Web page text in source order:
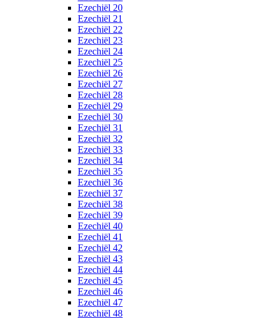
Ezechiël 20
Ezechiël 21
Ezechiël 22
Ezechiël 23
Ezechiël 24
Ezechiël 25
Ezechiël 26
Ezechiël 27
Ezechiël 28
Ezechiël 29
Ezechiël 30
Ezechiël 31
Ezechiël 32
Ezechiël 33
Ezechiël 34
Ezechiël 35
Ezechiël 36
Ezechiël 37
Ezechiël 38
Ezechiël 39
Ezechiël 40
Ezechiël 41
Ezechiël 42
Ezechiël 43
Ezechiël 44
Ezechiël 45
Ezechiël 46
Ezechiël 47
Ezechiël 48